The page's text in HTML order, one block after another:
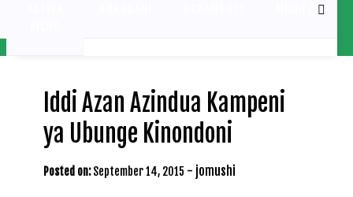
MICHEZO
Iddi Azan Azindua Kampeni
ya Ubunge Kinondoni
Posted on: September 14, 2015 - jomushi